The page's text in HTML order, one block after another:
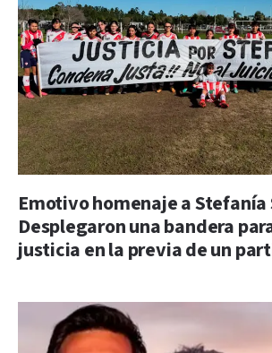
Emotivo homenaje a Stefanía
Desplegaron una bandera
justicia en la previa de un